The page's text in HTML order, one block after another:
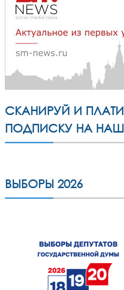
СКАНИРУЙ И
ПОДПИСКУ НА
ВЫБОРЫ 2026